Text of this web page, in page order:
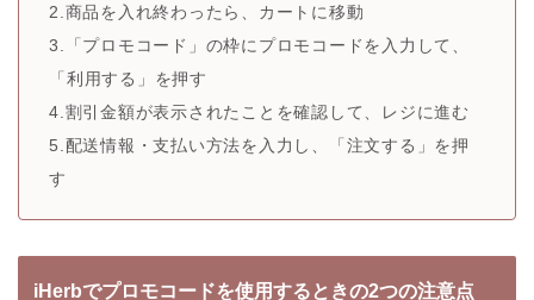
2.商品を入れ終わったら、カートに移動
3.「プロモコード」の枠にプロモコードを入力して、
「利用する」を押す
4.割引金額が表示されたことを確認して、レジに進む
5.配送情報・支払い方法を入力し、「注文する」を押
す
iHerbでプロモコードを使用するときの2つの注意点